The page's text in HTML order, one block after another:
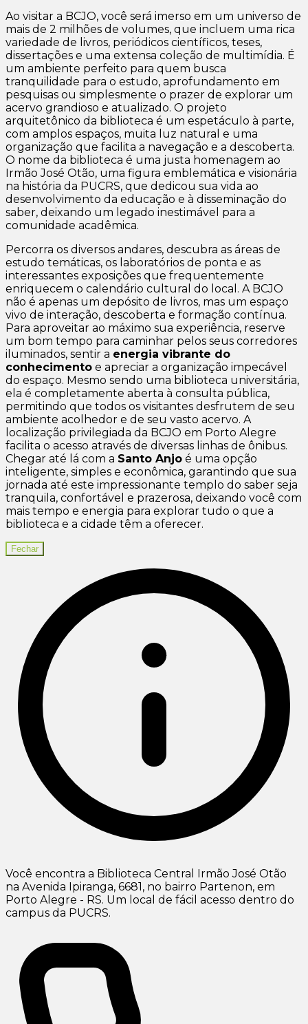
Ao visitar a BCJO, você será imerso em um universo de
mais de 2 milhões de volumes, que incluem uma rica
variedade de livros, periódicos científicos, teses,
dissertações e uma extensa coleção de multimídia. É
um ambiente perfeito para quem busca
tranquilidade para o estudo, aprofundamento em
pesquisas ou simplesmente o prazer de explorar um
acervo grandioso e atualizado. O projeto
arquitetônico da biblioteca é um espetáculo à parte,
com amplos espaços, muita luz natural e uma
organização que facilita a navegação e a descoberta.
O nome da biblioteca é uma justa homenagem ao
Irmão José Otão, uma figura emblemática e visionária
na história da PUCRS, que dedicou sua vida ao
desenvolvimento da educação e à disseminação do
saber, deixando um legado inestimável para a
comunidade acadêmica.
Percorra os diversos andares, descubra as áreas de
estudo temáticas, os laboratórios de ponta e as
interessantes exposições que frequentemente
enriquecem o calendário cultural do local. A BCJO
não é apenas um depósito de livros, mas um espaço
vivo de interação, descoberta e formação contínua.
Para aproveitar ao máximo sua experiência, reserve
um bom tempo para caminhar pelos seus corredores
iluminados, sentir a energia vibrante do
conhecimento e apreciar a organização impecável
do espaço. Mesmo sendo uma biblioteca universitária,
ela é completamente aberta à consulta pública,
permitindo que todos os visitantes desfrutem de seu
ambiente acolhedor e de seu vasto acervo. A
localização privilegiada da BCJO em Porto Alegre
facilita o acesso através de diversas linhas de ônibus.
Chegar até lá com a Santo Anjo é uma opção
inteligente, simples e econômica, garantindo que sua
jornada até este impressionante templo do saber seja
tranquila, confortável e prazerosa, deixando você com
mais tempo e energia para explorar tudo o que a
biblioteca e a cidade têm a oferecer.
Fechar
Você encontra a Biblioteca Central Irmão José Otão
na Avenida Ipiranga, 6681, no bairro Partenon, em
Porto Alegre - RS. Um local de fácil acesso dentro do
campus da PUCRS.